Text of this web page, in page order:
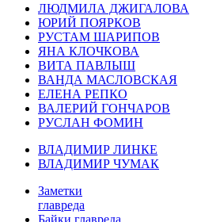
ЛЮДМИЛА ДЖИГАЛОВА
ЮРИЙ ПОЯРКОВ
РУСТАМ ШАРИПОВ
ЯНА КЛОЧКОВА
ВИТА ПАВЛЫШ
ВАНДА МАСЛОВСКАЯ
ЕЛЕНА РЕПКО
ВАЛЕРИЙ ГОНЧАРОВ
РУСЛАН ФОМИН
ВЛАДИМИР ЛИНКЕ
ВЛАДИМИР ЧУМАК
Заметки
главреда
Байки главреда